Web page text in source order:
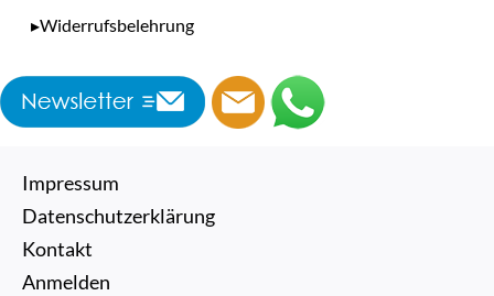
▸Widerrufsbelehrung
Impressum
Datenschutzerklärung
Kontakt
Anmelden